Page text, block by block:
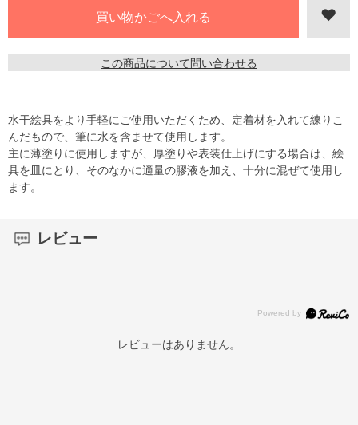
この商品について問い合わせる
水干絵具をより手軽にご使用いただくため、定着材を入れて練りこ
んだもので、筆に水を含ませて使用します。
主に薄塗りに使用しますが、厚塗りや表装仕上げにする場合は、絵
具を皿にとり、そのなかに適量の膠液を加え、十分に混ぜて使用し
ます。
レビュー
レビューはありません。